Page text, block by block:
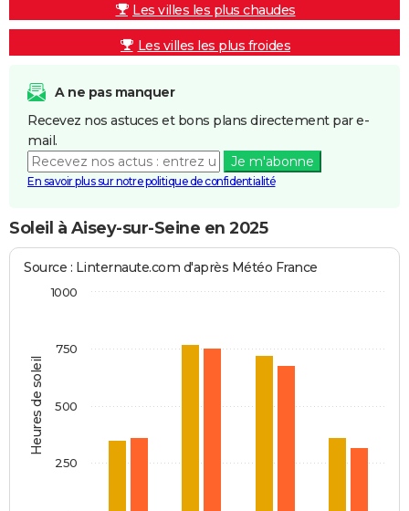
Les villes les plus chaudes
Les villes les plus froides
A ne pas manquer
Recevez nos astuces et bons plans directement par e-
mail.
Je m'abonne
En savoir plus sur notre politique de confidentialité
Soleil à Aisey-sur-Seine en 2025
Heures de soleil
Source : Linternaute.com d'après Météo France
1000
250
500
750